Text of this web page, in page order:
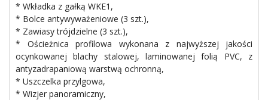
* Wkładka z gałką WKE1,
* Bolce antywyważeniowe (3 szt.),
* Zawiasy trójdzielne (3 szt.),
* Ościeżnica profilowa wykonana z najwyższej jakości
ocynkowanej blachy stalowej, laminowanej folią PVC, z
antyzadrapaniową warstwą ochronną,
* Uszczelka przylgowa,
* Wizjer panoramiczny,